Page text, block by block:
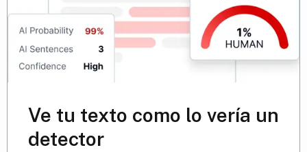
Ve tu texto como lo vería un
detector